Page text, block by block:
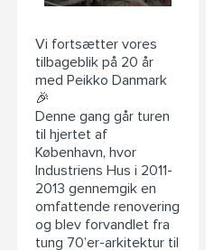
Vi fortsætter vores
tilbageblik på 20 år
med Peikko Danmark
🎉
Denne gang går turen
til hjertet af
København, hvor
Industriens Hus i 2011-
2013 gennemgik en
omfattende renovering
og blev forvandlet fra
tung 70’er-arkitektur til